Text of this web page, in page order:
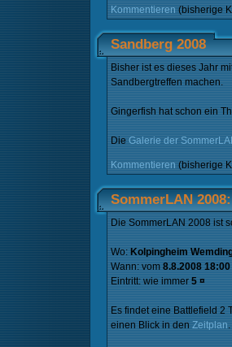
Kommentieren (bisherige
Sandberg 2008
Bisher ist es dieses Jahr
Sandbergtreffen machen.
Gingerfish hat schon ein
Die Galerie der
Kommentieren (bisherige
SommerLAN
Die SommerLAN 2008 ist
Wo: Kolpingheim
Wann: vom 8.8.2008
Eintritt: wie immer 5 ¤
Es findet eine Battlefield 2
einen Blick in den Zeitplan.